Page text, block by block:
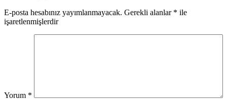
E-posta hesabınız yayımlanmayacak. Gerekli alanlar * ile
işaretlenmişlerdir
Yorum *